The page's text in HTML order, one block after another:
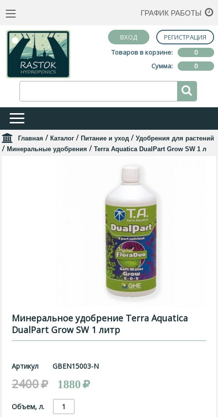
ГРАФИК РАБОТЫ
ВХОД
РЕГИСТРАЦИЯ
Товаров в корзине:
0
Сумма:
0
Главная / Каталог / Питание и уход / Удобрения для растений
/ Минеральные удобрения / Terra Aquatica DualPart Grow SW 1 л
Минеральное удобрение Terra Aquatica
DualPart Grow SW 1 литр
Артикул GBEN15003-N
2400 1880
Объем, л. 1